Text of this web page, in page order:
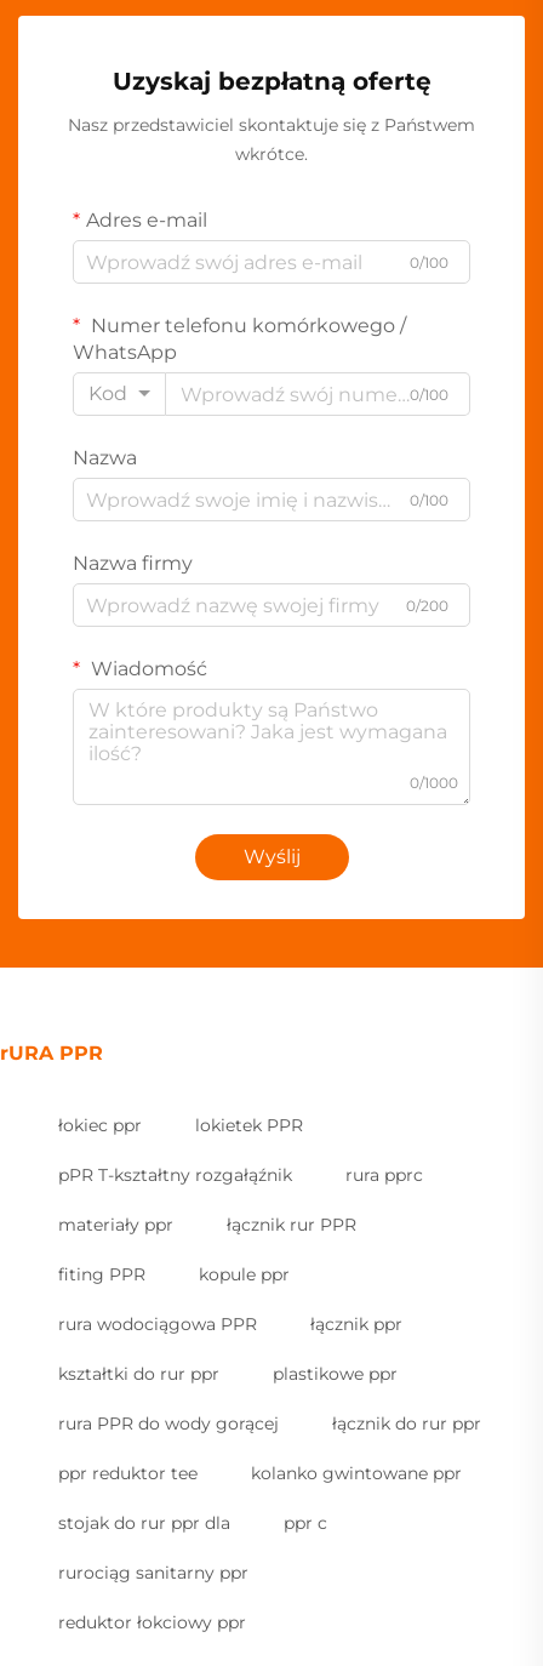
Uzyskaj bezpłatną ofertę
Nasz przedstawiciel skontaktuje się z Państwem
wkrótce.
Adres e-mail
0/100
Numer telefonu komórkowego /
WhatsApp
Kod
0/100
Nazwa
0/100
Nazwa firmy
0/200
Wiadomość
0/1000
Wyślij
rURA PPR
łokiec ppr lokietek PPR
pPR T-kształtny rozgałąźnik rura pprc
materiały ppr łącznik rur PPR
fiting PPR kopule ppr
rura wodociągowa PPR łącznik ppr
kształtki do rur ppr plastikowe ppr
rura PPR do wody gorącej łącznik do rur ppr
ppr reduktor tee kolanko gwintowane ppr
stojak do rur ppr dla ppr c
rurociąg sanitarny ppr
reduktor łokciowy ppr